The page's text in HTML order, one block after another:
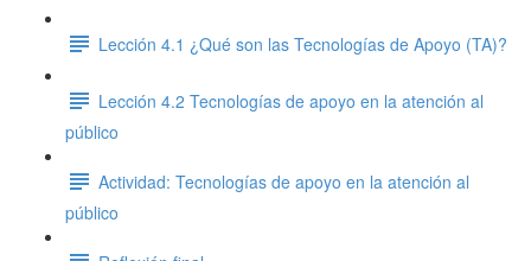
Lección 4.1 ¿Qué son las Tecnologías de Apoyo (TA)?
Lección 4.2 Tecnologías de apoyo en la atención al
público
Actividad: Tecnologías de apoyo en la atención al
público